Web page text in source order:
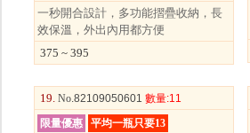
一秒開合設計，多功能摺疊收納，長
效保溫，外出內用都方便
375 ~ 395
19. No.82109050601 數量:11
限量優惠
平均一瓶只要13